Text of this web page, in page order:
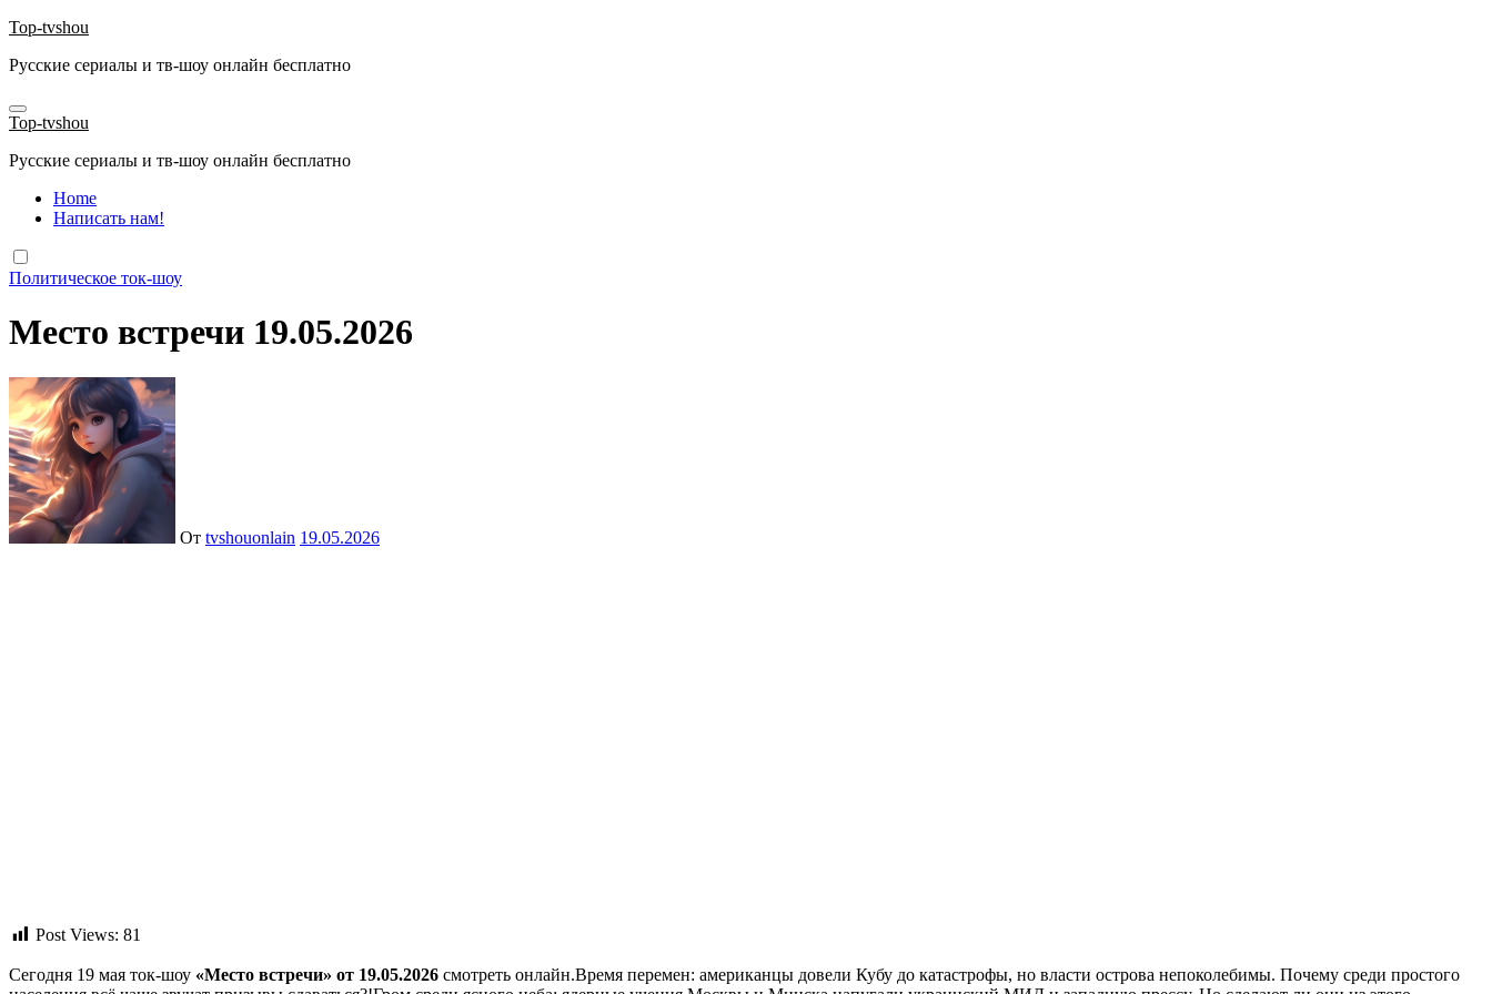
Перейти
содержанию
Top-tvshou
Русские сериалы и тв-шоу онлайн бесплатно
Top-tvshou
Русские сериалы и тв-шоу онлайн бесплатно
Home
Написать нам!
Политическое ток-шоу
Место встречи 19.05.2026
От tvshouonlain 19.05.2026
Post Views: 81
Сегодня 19 мая ток-шоу «Место встречи» от 19.05.2026 смотреть онлайн.Время перемен: американцы довели Кубу до катастрофы, но власти острова непоколебимы. Почему среди простого